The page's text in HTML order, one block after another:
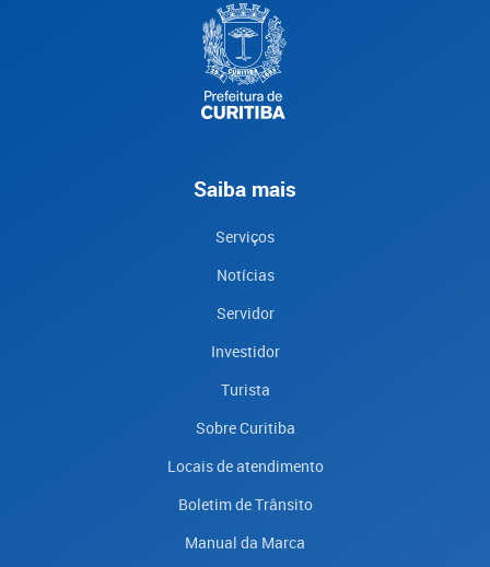
Saiba mais
Serviços
Notícias
Servidor
Investidor
Turista
Sobre Curitiba
Locais de atendimento
Boletim de Trânsito
Manual da Marca